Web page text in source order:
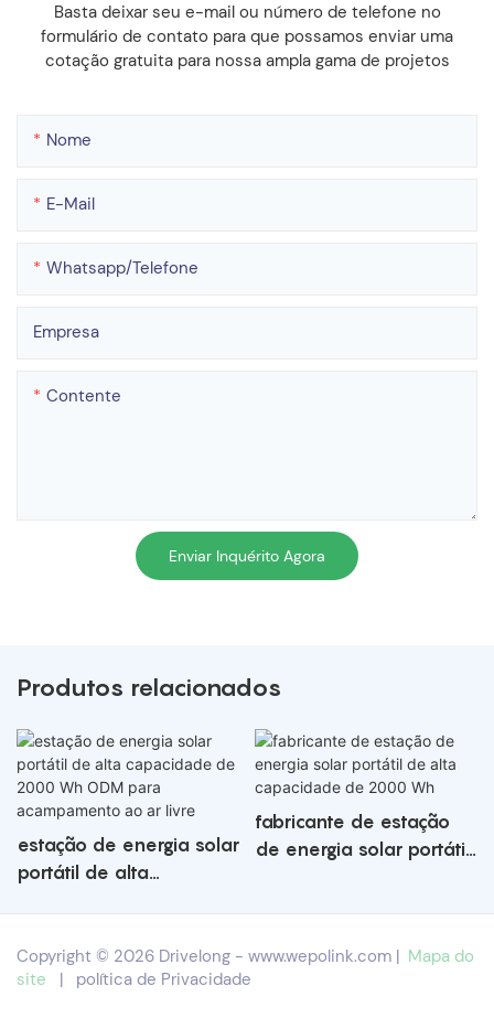
Basta deixar seu e-mail ou número de telefone no
formulário de contato para que possamos enviar uma
cotação gratuita para nossa ampla gama de projetos
Nome
E-Mail
Whatsapp/telefone
Empresa
Contente
Enviar Inquérito Agora
Produtos relacionados
estação de energia solar
portátil de alta
acampamento ao ar
livre
fabricante de estação
de energia solar portátil
Copyright © 2026 Drivelong - www.wepolink.com | Mapa do
site
| política de Privacidade